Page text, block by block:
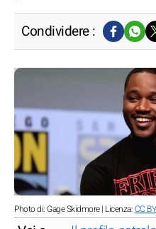
Condividere :
Photo di: Gage Skidmore | Licenza:CC